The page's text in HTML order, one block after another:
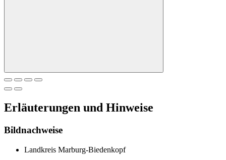
Erläuterungen und Hinweise
Bildnachweise
Landkreis Marburg-Biedenkopf